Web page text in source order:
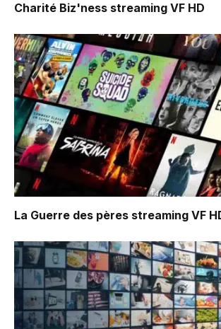
Charité Biz'ness streaming VF HD
La Guerre des pères streaming VF